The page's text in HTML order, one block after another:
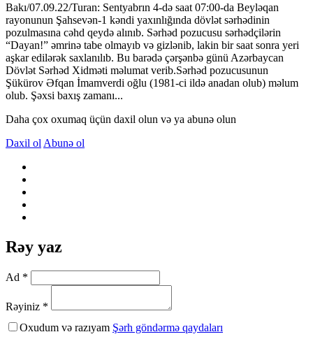
Bakı/07.09.22/Turan: Sentyabrın 4-də saat 07:00-da Beyləqan
rayonunun Şahsevən-1 kəndi yaxınlığında dövlət sərhədinin
pozulmasına cəhd qeydə alınıb. Sərhəd pozucusu sərhədçilərin
“Dayan!” əmrinə tabe olmayıb və gizlənib, lakin bir saat sonra yeri
aşkar edilərək saxlanılıb. Bu barədə çərşənbə günü Azərbaycan
Dövlət Sərhəd Xidməti məlumat verib.Sərhəd pozucusunun
Şükürov Əfqan İmamverdi oğlu (1981-ci ildə anadan olub) məlum
olub. Şəxsi baxış zamanı...
Daha çox oxumaq üçün daxil olun və ya abunə olun
Daxil ol Abunə ol
Rəy yaz
Ad *
Rəyiniz *
Oxudum və razıyam Şərh göndərmə qaydaları